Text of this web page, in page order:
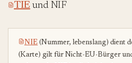
TIE und NIF
NIE (Nummer, lebenslang) dient
(Karte) gilt für Nicht-EU-Bürger und